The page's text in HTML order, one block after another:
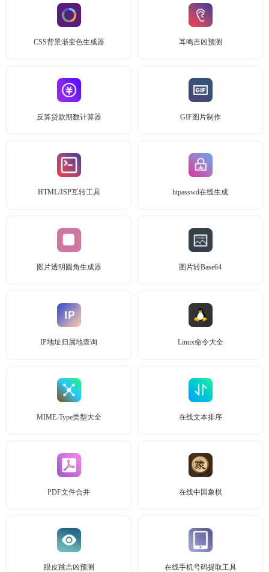
CSS背景渐变色生成器 耳鸣吉凶预测
反算贷款期数计算器 GIF图片制作
HTML/JSP互转工具 htpasswd在线生成
图片透明圆角生成器 图片转Base64
IP地址归属地查询 Linux命令大全
MIME-Type类型大全 在线文本排序
PDF文件合并 在线中国象棋
眼皮跳吉凶预测 在线手机号码提取工具